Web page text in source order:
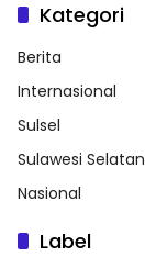
Kategori
Berita
Internasional
Sulsel
Sulawesi Selatan
Nasional
Label